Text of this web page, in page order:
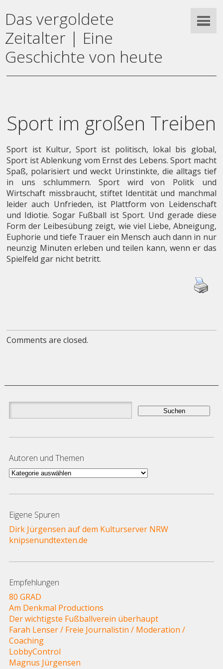
Das vergoldete
Zeitalter | Eine
Geschichte von heute
Sport im großen Treiben
Sport ist Kultur, Sport ist politisch, lokal bis global,
Sport ist Ablenkung vom Ernst des Lebens. Sport macht
Spaß, polarisiert und weckt Urinstinkte, die alltags tief
in uns schlummern. Sport wird von Politk und
Wirtschaft missbraucht, stiftet Identität und manchmal
leider auch Unfrieden, ist Plattform von Leidenschaft
und Idiotie. Sogar Fußball ist Sport. Und gerade diese
Form der Leibesübung zeigt, wie viel Liebe, Abneigung,
Euphorie und tiefe Trauer ein Mensch auch dann in nur
neunzig Minuten erleben und teilen kann, wenn er das
Spielfeld gar nicht betritt.
Comments are closed.
Suchen
nach:
Autoren und Themen
Autoren
Themen
Eigene Spuren
Dirk Jürgensen auf dem Kulturserver NRW
knipsenundtexten.de
Empfehlungen
80 GRAD
Am Denkmal Productions
Der wichtigste Fußballverein überhaupt
Farah Lenser / Freie Journalistin / Moderation /
Coaching
LobbyControl
Magnus Jürgensen